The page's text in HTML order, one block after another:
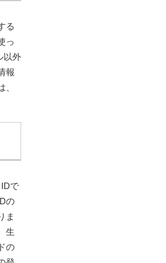
る
っ
以外
報
で
の
ま
生
の